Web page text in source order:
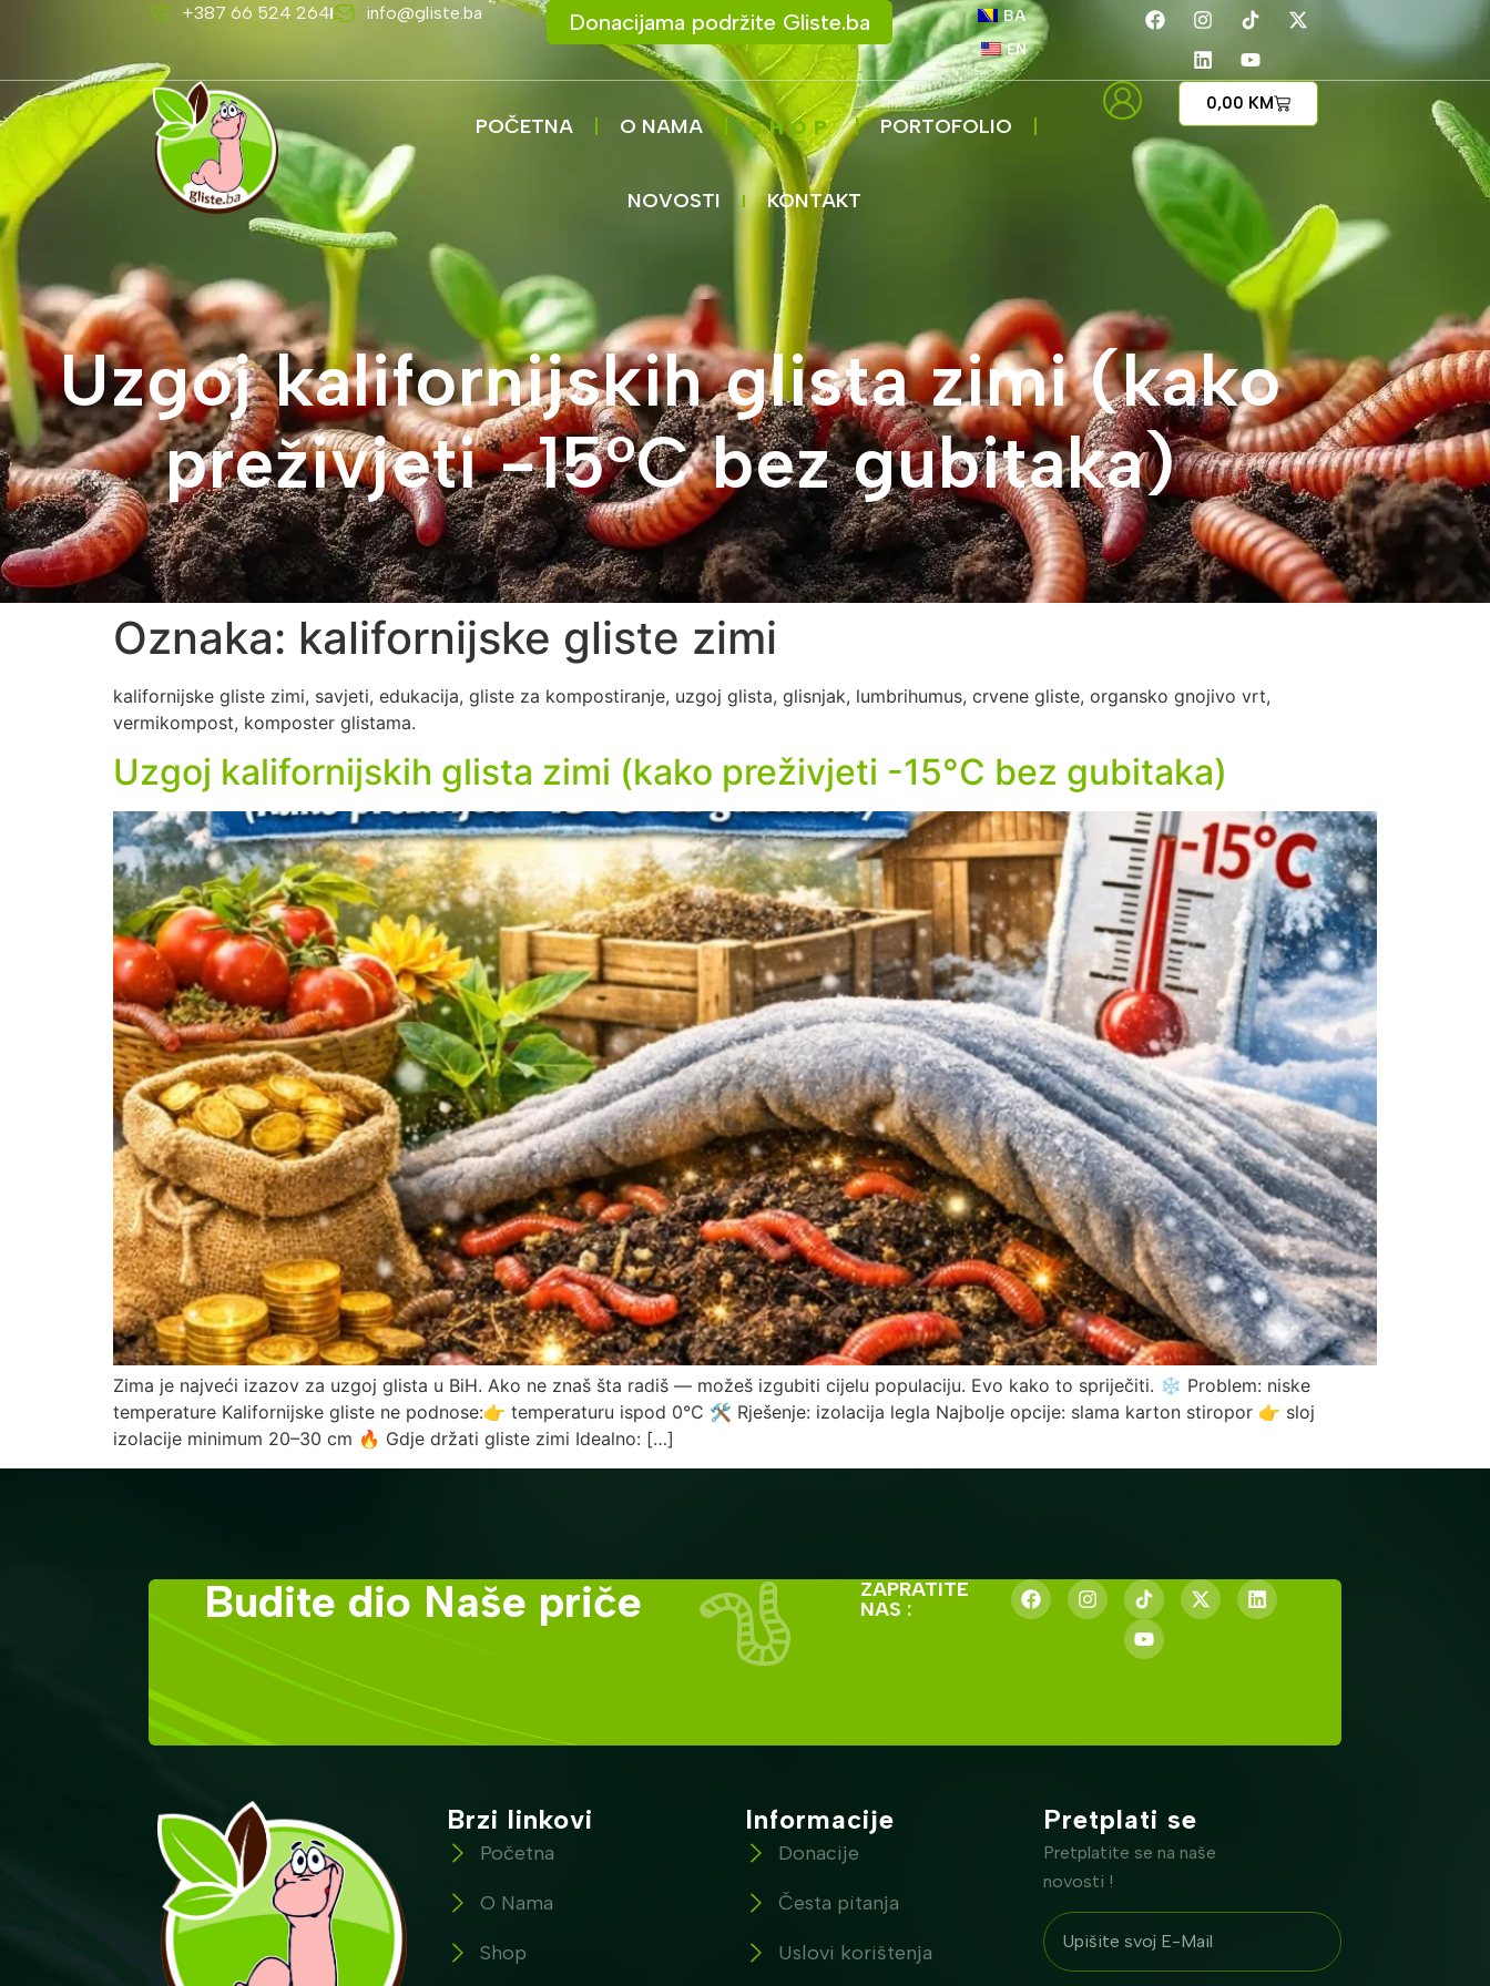
+387 66 524 264 info@gliste.ba Donacijama podržite Gliste.ba
BA
EN
POČETNA O NAMA SHOP PORTOFOLIO
NOVOSTI KONTAKT
0,00 KM
Uzgoj kalifornijskih glista zimi (kako
preživjeti -15°C bez gubitaka)
Oznaka: kalifornijske gliste zimi
kalifornijske gliste zimi, savjeti, edukacija, gliste za kompostiranje, uzgoj glista, glisnjak, lumbrihumus, crvene gliste, organsko gnojivo vrt,
vermikompost, komposter glistama.
Uzgoj kalifornijskih glista zimi (kako preživjeti -15°C bez gubitaka)
Zima je najveći izazov za uzgoj glista u BiH. Ako ne znaš šta radiš — možeš izgubiti cijelu populaciju. Evo kako to spriječiti. ❄️ Problem: niske
temperature Kalifornijske gliste ne podnose:👉 temperaturu ispod 0°C 🛠 Rješenje: izolacija legla Najbolje opcije: slama karton stiropor 👉 sloj
izolacije minimum 20–30 cm 🔥 Gdje držati gliste zimi Idealno: […]
Budite dio Naše priče
ZAPRATITE
NAS :
Brzi linkovi
Početna
O Nama
Shop
Informacije
Donacije
Česta pitanja
Uslovi korištenja
Pretplati se
Pretplatite se na naše
novosti !